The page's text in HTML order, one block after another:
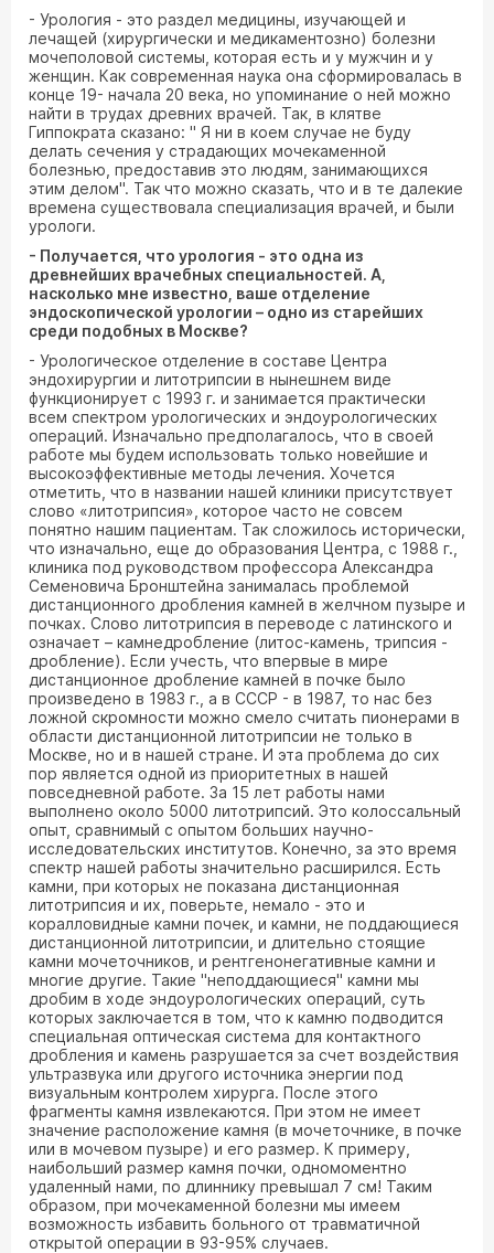
- Урология - это раздел медицины, изучающей и
лечащей (хирургически и медикаментозно) болезни
мочеполовой системы, которая есть и у мужчин и у
женщин. Как современная наука она сформировалась в
конце 19- начала 20 века, но упоминание о ней можно
найти в трудах древних врачей. Так, в клятве
Гиппократа сказано: " Я ни в коем случае не буду
делать сечения у страдающих мочекаменной
болезнью, предоставив это людям, занимающихся
этим делом". Так что можно сказать, что и в те далекие
времена существовала специализация врачей, и были
урологи.
- Получается, что урология - это одна из
древнейших врачебных специальностей. А,
насколько мне известно, ваше отделение
эндоскопической урологии – одно из старейших
среди подобных в Москве?
- Урологическое отделение в составе Центра
эндохирургии и литотрипсии в нынешнем виде
функционирует с 1993 г. и занимается практически
всем спектром урологических и эндоурологических
операций. Изначально предполагалось, что в своей
работе мы будем использовать только новейшие и
высокоэффективные методы лечения. Хочется
отметить, что в названии нашей клиники присутствует
слово «литотрипсия», которое часто не совсем
понятно нашим пациентам. Так сложилось исторически,
что изначально, еще до образования Центра, с 1988 г.,
клиника под руководством профессора Александра
Семеновича Бронштейна занималась проблемой
дистанционного дробления камней в желчном пузыре и
почках. Слово литотрипсия в переводе с латинского и
означает – камнедробление (литос-камень, трипсия -
дробление). Если учесть, что впервые в мире
дистанционное дробление камней в почке было
произведено в 1983 г., а в СССР - в 1987, то нас без
ложной скромности можно смело считать пионерами в
области дистанционной литотрипсии не только в
Москве, но и в нашей стране. И эта проблема до сих
пор является одной из приоритетных в нашей
повседневной работе. За 15 лет работы нами
выполнено около 5000 литотрипсий. Это колоссальный
опыт, сравнимый с опытом больших научно-
исследовательских институтов. Конечно, за это время
спектр нашей работы значительно расширился. Есть
камни, при которых не показана дистанционная
литотрипсия и их, поверьте, немало - это и
коралловидные камни почек, и камни, не поддающиеся
дистанционной литотрипсии, и длительно стоящие
камни мочеточников, и рентгенонегативные камни и
многие другие. Такие "неподдающиеся" камни мы
дробим в ходе эндоурологических операций, суть
которых заключается в том, что к камню подводится
специальная оптическая система для контактного
дробления и камень разрушается за счет воздействия
ультразвука или другого источника энергии под
визуальным контролем хирурга. После этого
фрагменты камня извлекаются. При этом не имеет
значение расположение камня (в мочеточнике, в почке
или в мочевом пузыре) и его размер. К примеру,
наибольший размер камня почки, одномоментно
удаленный нами, по длиннику превышал 7 см! Таким
образом, при мочекаменной болезни мы имеем
возможность избавить больного от травматичной
открытой операции в 93-95% случаев.